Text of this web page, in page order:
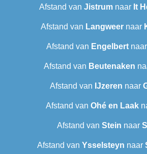
Afstand van Jistrum naar It
Afstand van Langweer‎naar
Afstand van Engelbertnaar
Afstand van Beutenaken
Afstand van IJzeren naar
Afstand van Ohé en Laak
Afstand van Stein naar
Afstand van Ysselsteyn naar